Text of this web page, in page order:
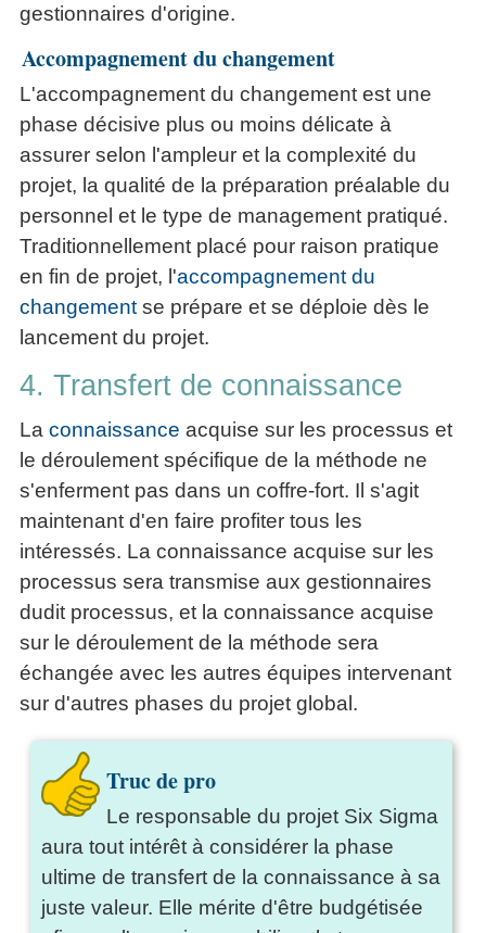
gestionnaires d'origine.
Accompagnement du changement
L'accompagnement du changement est une
phase décisive plus ou moins délicate à
assurer selon l'ampleur et la complexité du
projet, la qualité de la préparation préalable du
personnel et le type de management pratiqué.
Traditionnellement placé pour raison pratique
en fin de projet, l'accompagnement du
changement se prépare et se déploie dès le
lancement du projet.
4. Transfert de connaissance
La connaissance acquise sur les processus et
le déroulement spécifique de la méthode ne
s'enferment pas dans un coffre-fort. Il s'agit
maintenant d'en faire profiter tous les
intéressés. La connaissance acquise sur les
processus sera transmise aux gestionnaires
dudit processus, et la connaissance acquise
sur le déroulement de la méthode sera
échangée avec les autres équipes intervenant
sur d'autres phases du projet global.
Truc de pro
Le responsable du projet Six Sigma
aura tout intérêt à considérer la phase
ultime de transfert de la connaissance à sa
juste valeur. Elle mérite d'être budgétisée